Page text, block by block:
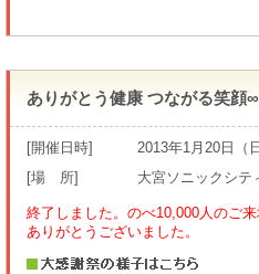
ありがとう健康 つながる笑
[開催日時]
2013年1月20日（
[場 所]
大宮ソニックシテ
終了しました。のべ10,000人のご来
ありがとうございました。